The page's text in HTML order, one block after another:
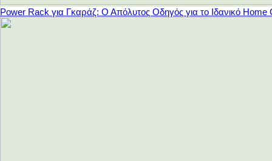
Power Rack για Γκαράζ: Ο Απόλυτος Οδηγός για το Ιδανικό Home